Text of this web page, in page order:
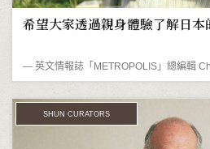
希望大家透過親身體驗了解日本
SHUN CURATORS